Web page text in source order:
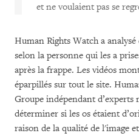
et ne voulaient pas se
Human Rights Watch a
selon la personne qui les a
après la frappe. Les vidéos
éparpillés sur tout le site.
Groupe indépendant d’experts
déterminer si les os étaient
raison de la qualité de l'image